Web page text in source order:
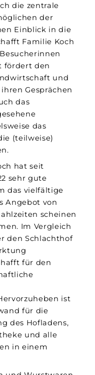
die zentrale
der
Einblick in die
Familie Koch
fördert den
und
Gesprächen
das
das
(teilweise)
hat seit
sehr gute
das vielfältige
Angebot von
scheinen
Im Vergleich
den Schlachthof
für den
ist
für die
des Hofladens,
und alle
in einem